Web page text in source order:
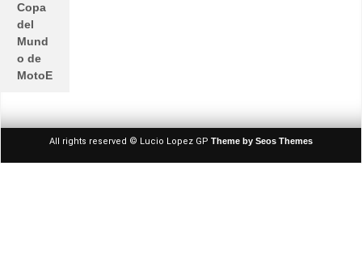
Copa
del
Mund
o de
MotoE
All rights reserved © Lucio Lopez GP Theme by Seos Themes